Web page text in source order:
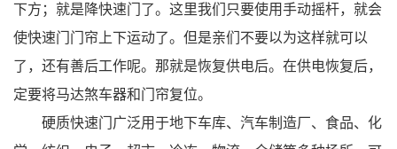
下方；就是降快速门了。这里我们只要使用手动摇杆，就会
使快速门门帘上下运动了。但是亲们不要以为这样就可以
了，还有善后工作呢。那就是恢复供电后。在供电恢复后，
定要将马达煞车器和门帘复位。
硬质快速门广泛用于地下车库、汽车制造厂、食品、化